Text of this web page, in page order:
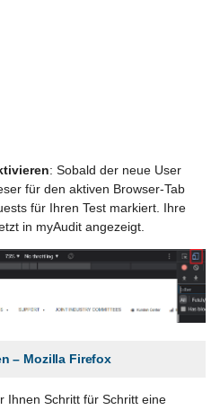
: Sobald der neue User
für den aktiven Browser-Tab
für Ihren Test markiert. Ihre
in myAudit angezeigt.
– Mozilla Firefox
Ihnen Schritt für Schritt eine